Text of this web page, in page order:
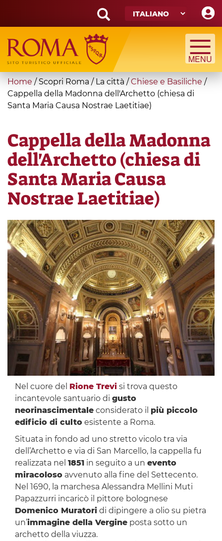
main
content
Search
form
Cerca
You
are
here
Home / Scopri Roma / La città / Chiese e Basiliche /
Cappella della Madonna dell'Archetto (chiesa di
Santa Maria Causa Nostrae Laetitiae)
Cappella della Madonna
dell'Archetto (chiesa di
Santa Maria Causa
Nostrae Laetitiae)
Nel cuore del Rione Trevisi trova questo
incantevole santuario di gusto
neorinascimentaleconsiderato il più piccolo
edificio di cultoesistente a Roma.
Situata in fondo ad uno stretto vicolo tra via
dell’Archetto e via di San Marcello, la cappella fu
realizzata nel 1851in seguito a un evento
miracolosoavvenuto alla fine del Settecento.
Nel 1690, la marchesa Alessandra Mellini Muti
Papazzurri incaricò il pittore bolognese
Domenico Muratoridi dipingere a olio su pietra
un’immagine della Vergineposta sotto un
archetto della viuzza.